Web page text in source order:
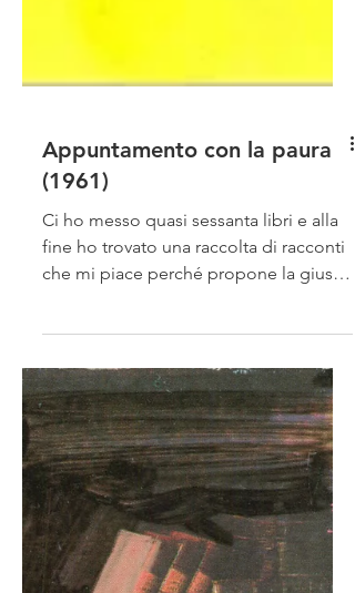
Appuntamento con la paura
(1961)
Ci ho messo quasi sessanta libri e alla
che mi piace perché propone la giusta